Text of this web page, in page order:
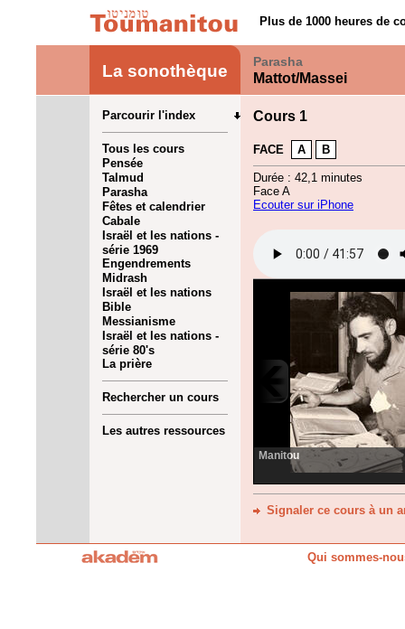
Plus de 1000 heures de
La sonothèque Parasha
Mattot/Massei
Parcourir l'index
Tous les cours
Pensée
Talmud
Parasha
Fêtes et calendrier
Cabale
Israël et les nations -
série 1969
Engendrements
Midrash
Israël et les nations
Bible
Messianisme
Israël et les nations -
série 80's
La prière
Rechercher un cours
Les autres ressources
Cours 1
FACE A B
Durée : 42,1 minutes
Face A
Ecouter sur iPhone
Manitou
Signaler ce cours à un
Qui sommes-